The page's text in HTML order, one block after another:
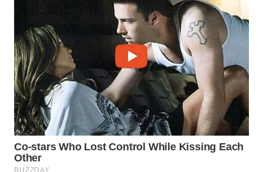
WN
DEPOK
WN
TAPANULI
UTARA
WN
SAMOSIR